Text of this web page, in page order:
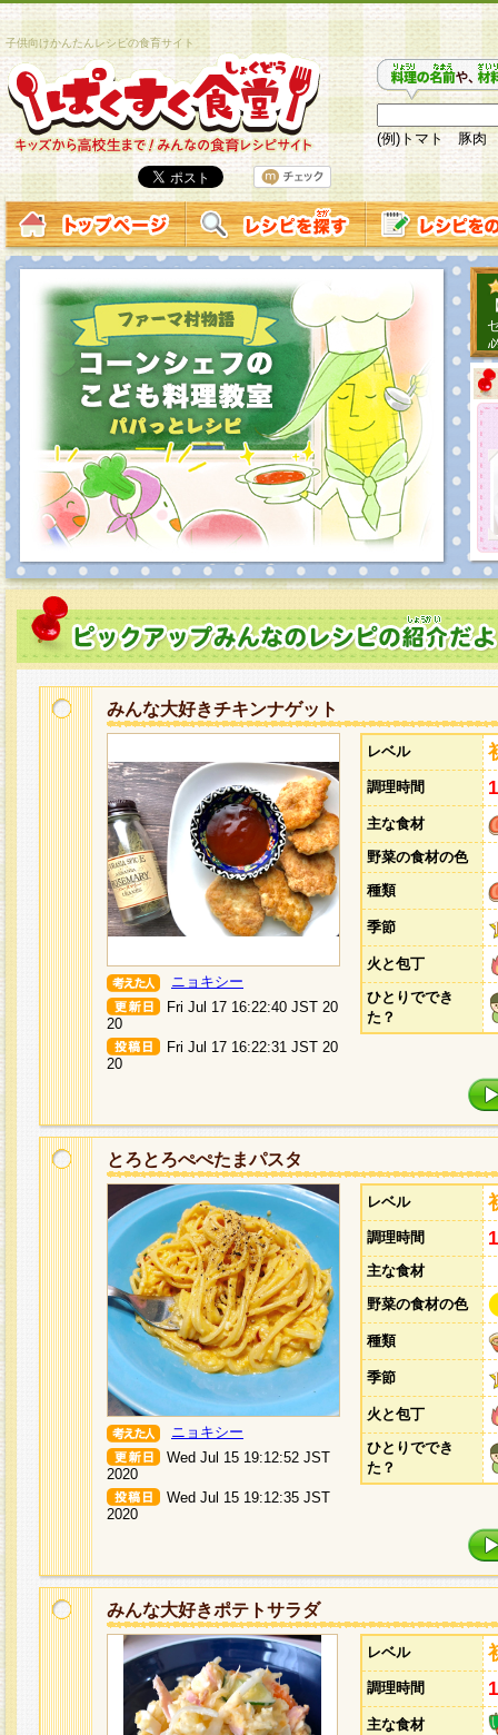
子供向けかんたんレシピの食育サイト
(例)トマト 豚肉
みんな大好きチキンナゲット
ニョキシー
Fri Jul 17 16:22:40 JST 20
20
Fri Jul 17 16:22:31 JST 20
20
レベル
調理時間
主な食材
野菜の食材の色
種類
季節
火と包丁
ひとりででき
た？
とろとろぺぺたまパスタ
ニョキシー
Wed Jul 15 19:12:52 JST
2020
Wed Jul 15 19:12:35 JST
2020
レベル
調理時間
主な食材
野菜の食材の色
種類
季節
火と包丁
ひとりででき
た？
みんな大好きポテトサラダ
レベル
調理時間
主な食材